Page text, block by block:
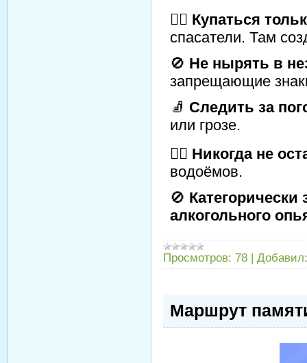
👮‍♂️ Купаться
спасатели. Там
🚫 Не нырять в
запрещающие
🧦 Следить за
или грозе.
🙅‍♂️ Никогда не
водоёмов.
🚫
алкогольного
Просмотров: 78 | Добавил:
Маршрут